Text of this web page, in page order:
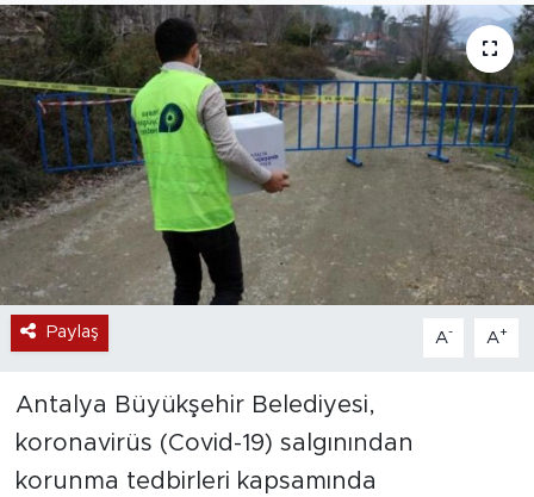
Paylaş A- A+
Antalya Büyükşehir Belediyesi,
koronavirüs (Covid-19) salgınından
korunma tedbirleri kapsamında
Resmi İlanlar
Sağlık
Spor
Turizm